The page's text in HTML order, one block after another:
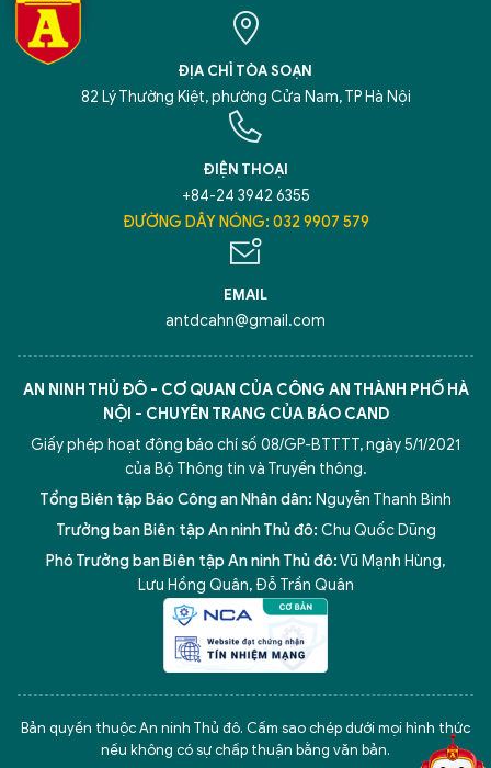
ĐỊA CHỈ TÒA SOẠN
82 Lý Thường Kiệt, phường Cửa Nam, TP Hà Nội
ĐIỆN THOẠI
+84-24 3942 6355
ĐƯỜNG DÂY NÓNG: 032 9907 579
EMAIL
antdcahn@gmail.com
AN NINH THỦ ĐÔ - CƠ QUAN CỦA CÔNG AN THÀNH PHỐ HÀ
NỘI - CHUYÊN TRANG CỦA BÁO CAND
Giấy phép hoạt động báo chí số 08/GP-BTTTT, ngày 5/1/2021
của Bộ Thông tin và Truyền thông.
Tổng Biên tập Báo Công an Nhân dân: Nguyễn Thanh Bình
Trưởng ban Biên tập An ninh Thủ đô: Chu Quốc Dũng
Phó Trưởng ban Biên tập An ninh Thủ đô:Vũ Mạnh Hùng,
Lưu Hồng Quân, Đỗ Trần Quân
Bản quyền thuộc An ninh Thủ đô. Cấm sao chép dưới mọi hình thức
nếu không có sự chấp thuận bằng văn bản.
5 điểm nghẽn của Hà Nội giải pháp xử lý điểm nghẽn của